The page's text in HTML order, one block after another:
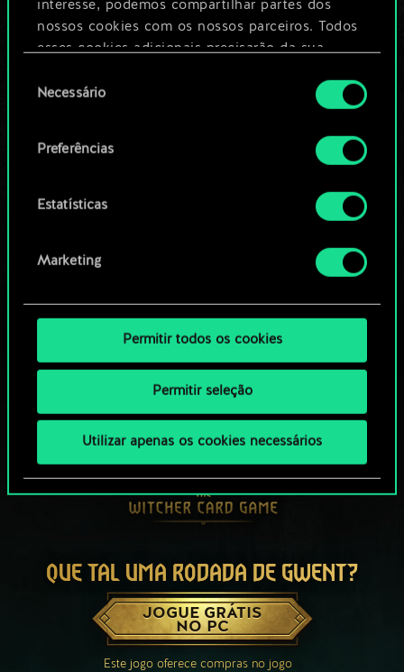
interesse, podemos compartilhar partes dos
nossos cookies com os nossos parceiros. Todos
esses cookies adicionais precisarão da sua
Você encontrará todos os detalhes sobre o uso
de cookies e poderá ajustar as suas preferências
no menu "Configurações" abaixo.
deNecessário
Preferências
Estatísticas
Marketing
Permitir todos os cookies
Permitir seleção
Utilizar apenas os cookies necessários
um guia
QUE TAL UMA RODADA DE GWENT?
JOGUE GRÁTIS
NO PC
Este jogo oferece compras no jogo